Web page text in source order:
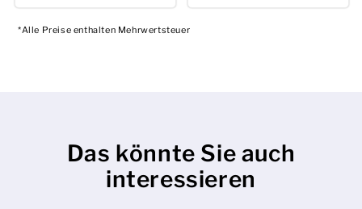
*Alle Preise enthalten Mehrwertsteuer
Das könnte Sie auch
interessieren